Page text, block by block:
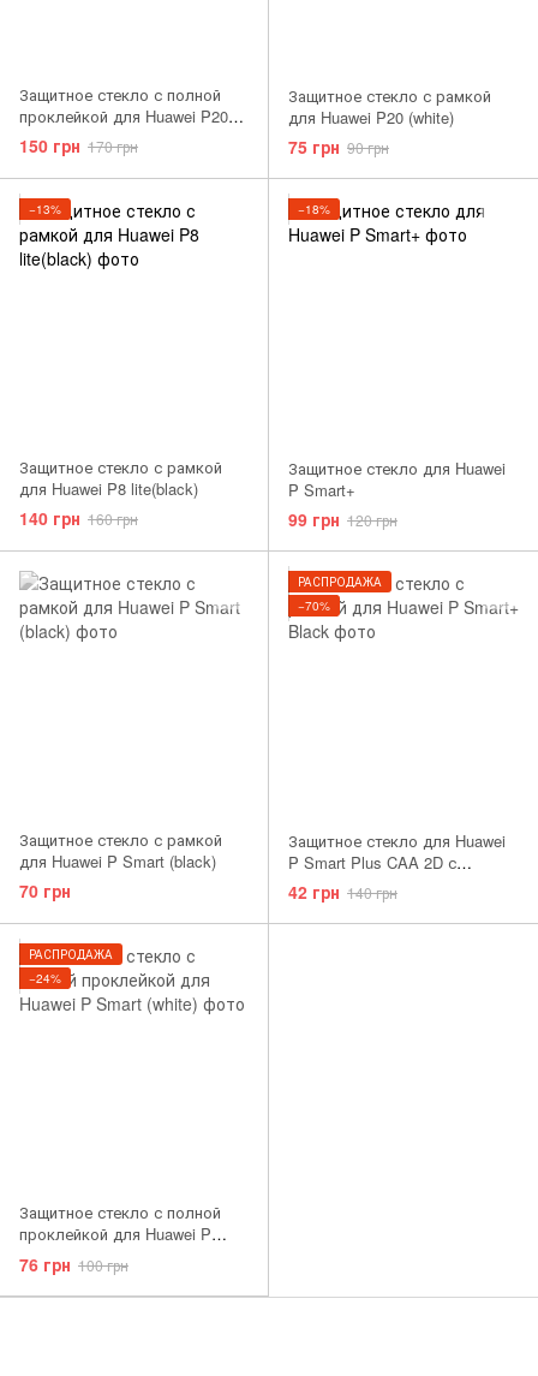
Защитное стекло с полной
проклейкой для Huawei P20
Pro
150 грн 170 грн
Защитное стекло с рамкой
для Huawei P20 (white)
75 грн 90 грн
−13%
Защитное стекло с рамкой
для Huawei P8 lite(black)
140 грн 160 грн
−18%
Защитное стекло для Huawei
P Smart+
99 грн 120 грн
Защитное стекло с рамкой
для Huawei P Smart (black)
70 грн
РАСПРОДАЖА
−70%
Защитное стекло для Huawei
P Smart Plus CAA 2D с
проклейкой по рамке черная
рамка Black
42 грн 140 грн
РАСПРОДАЖА
−24%
Защитное стекло с полной
проклейкой для Huawei P
Smart (white)
76 грн 100 грн